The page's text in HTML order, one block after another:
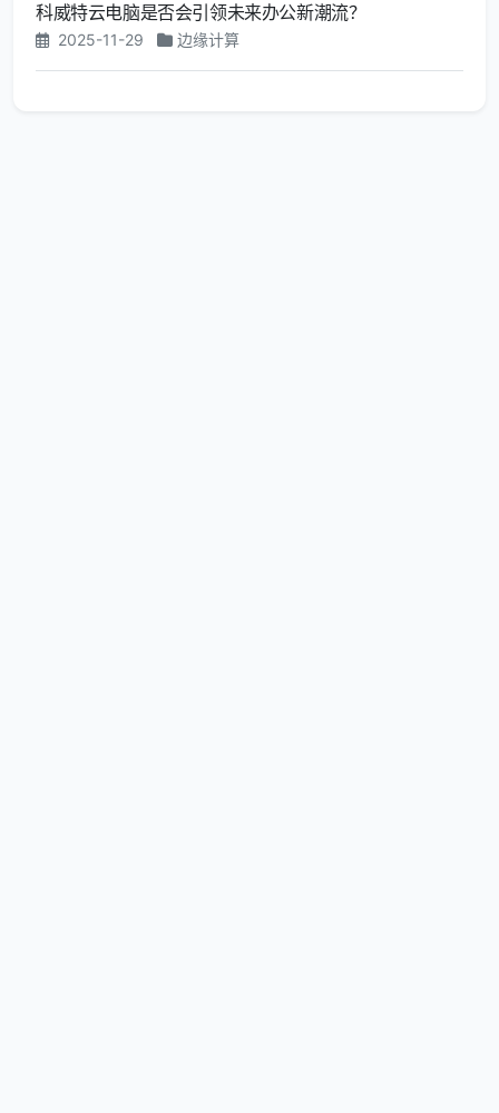
科威特云电脑是否会引领未来办公新潮流？
2025-11-29 边缘计算